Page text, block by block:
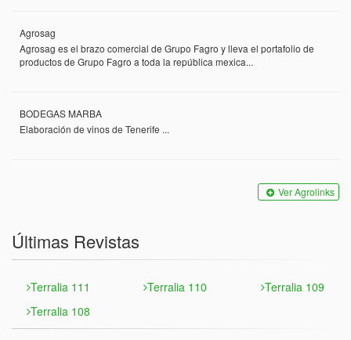
Agrosag
Agrosag es el brazo comercial de Grupo Fagro y lleva el portafolio de
productos de Grupo Fagro a toda la república mexica...
BODEGAS MARBA
Elaboración de vinos de Tenerife ...
Ver Agrolinks
Últimas Revistas
Terralia 111 Terralia 110
Terralia 109
Terralia 108